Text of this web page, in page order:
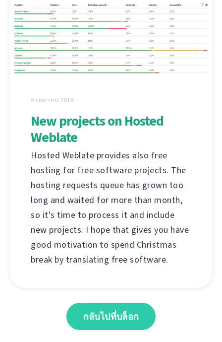
9 เมษายน 2018
New projects on Hosted
Weblate
Hosted Weblate provides also free
hosting for free software projects. The
hosting requests queue has grown too
long and waited for more than month,
so it's time to process it and include
new projects. I hope that gives you have
good motivation to spend Christmas
break by translating free software.
กลับไปที่บล็อก